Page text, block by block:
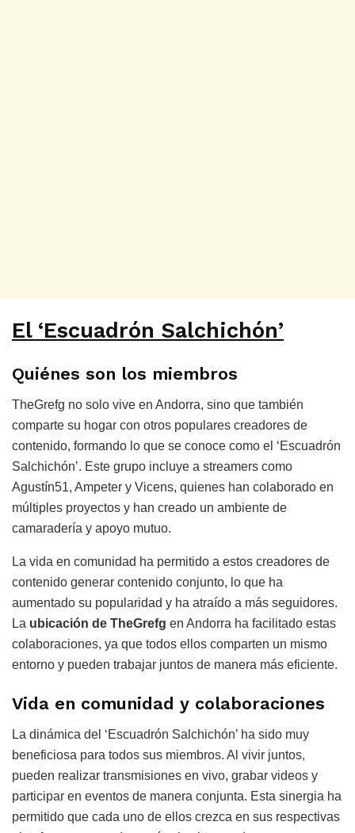
El ‘Escuadrón Salchichón’
Quiénes son los miembros
TheGrefg no solo vive en Andorra, sino que también
comparte su hogar con otros populares creadores de
contenido, formando lo que se conoce como el ‘Escuadrón
Salchichón’. Este grupo incluye a streamers como
Agustín51, Ampeter y Vicens, quienes han colaborado en
múltiples proyectos y han creado un ambiente de
camaradería y apoyo mutuo.
La vida en comunidad ha permitido a estos creadores de
contenido generar contenido conjunto, lo que ha
aumentado su popularidad y ha atraído a más seguidores.
La ubicación de TheGrefg en Andorra ha facilitado estas
colaboraciones, ya que todos ellos comparten un mismo
entorno y pueden trabajar juntos de manera más eficiente.
Vida en comunidad y colaboraciones
La dinámica del ‘Escuadrón Salchichón’ ha sido muy
beneficiosa para todos sus miembros. Al vivir juntos,
pueden realizar transmisiones en vivo, grabar videos y
participar en eventos de manera conjunta. Esta sinergia ha
permitido que cada uno de ellos crezca en sus respectivas